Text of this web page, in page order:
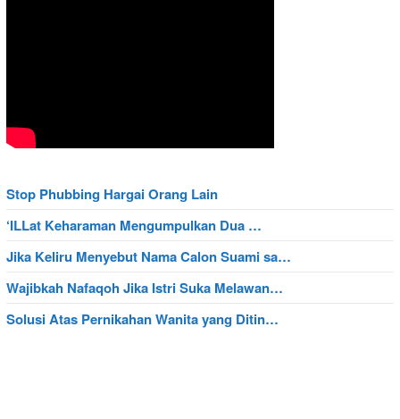
Stop Phubbing Hargai Orang Lain
‘ILLat Keharaman Mengumpulkan Dua …
Jika Keliru Menyebut Nama Calon Suami sa…
Wajibkah Nafaqoh Jika Istri Suka Melawan…
Solusi Atas Pernikahan Wanita yang Ditin…